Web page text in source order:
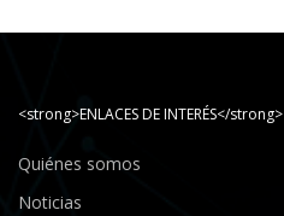
<strong>ENLACES DE INTERÉS</strong>
Quiénes somos
Noticias